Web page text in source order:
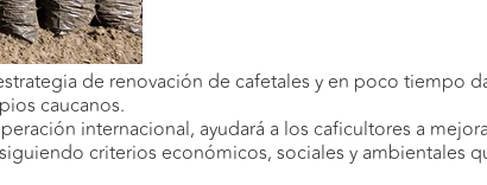
de renovación de cafetales y en poco tiempo
caucanos.
internacional, ayudará a los caficultores a
criterios económicos, sociales y ambientales